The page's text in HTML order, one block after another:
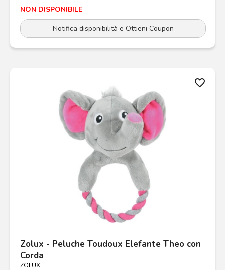
NON DISPONIBILE
Notifica disponibilità e Ottieni Coupon
favorite_border
Zolux - Peluche Toudoux Elefante Theo con
Corda
ZOLUX